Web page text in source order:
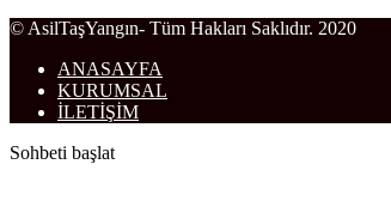
© AsilTaşYangın- Tüm Hakları Saklıdır. 2020
ANASAYFA
KURUMSAL
İLETİŞİM
Sohbeti başlat